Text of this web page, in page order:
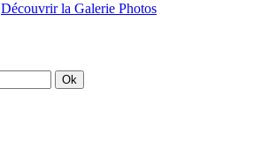
Découvrir la Galerie Photos